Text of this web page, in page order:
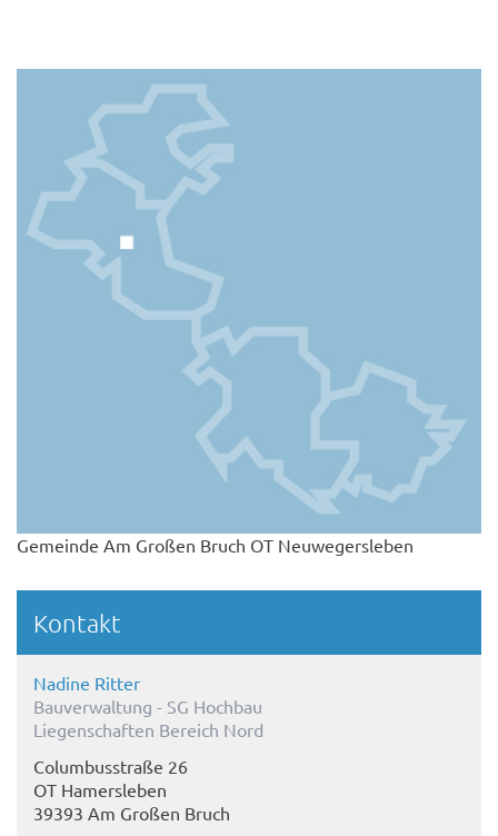
Gemeinde Am Großen Bruch OT Neuwegersleben
Kontakt
Nadine Ritter
Bauverwaltung - SG Hochbau
Liegenschaften Bereich Nord
Columbusstraße 26
OT Hamersleben
39393 Am Großen Bruch